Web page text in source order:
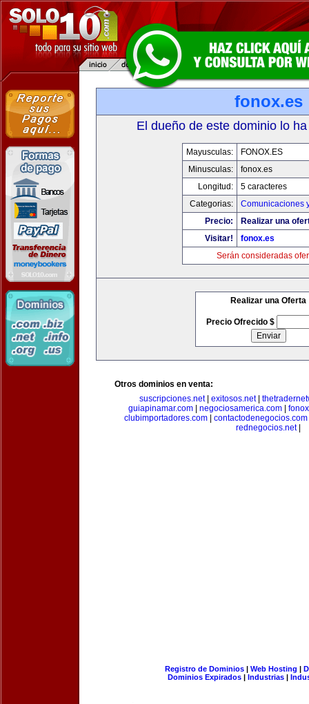
fonox.es
El dueño de este dominio lo
Mayusculas:
FONOX.ES
Minusculas:
fonox.es
Longitud:
5 caracteres
Categorias:
Comunicaciones
Precio:
Realizar una
Visitar!
fonox.es
Serán consideradas
Realizar una Oferta
Precio Ofrecido $
Otros dominios en venta:
suscripciones.net| exitosos.net|
guiapinamar.com
negociosamerica.com
clubimportadores.com
contactodenegocios.com
rednegocios.net|
Registro de Dominios| Web Hosting |
Dominios Expirados | Industrias |